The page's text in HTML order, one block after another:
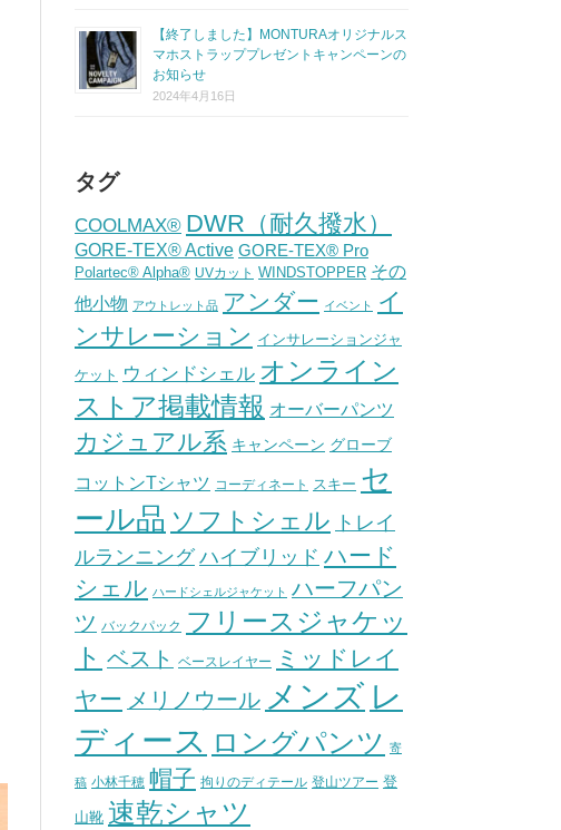
【終了しました】MONTURAオリジナルス
マホストラッププレゼントキャンペーンの
お知らせ
2024年4月16日
タグ
COOLMAX® DWR（耐久撥水）
GORE-TEX® Active GORE-TEX® Pro
Polartec® Alpha® UVカット WINDSTOPPER その
他小物 アウトレット品 アンダー イベント
イ
ンサレーション インサレーションジャ
ケット ウィンドシェル オンライン
ストア掲載情報 オーバーパンツ
カジュアル系 キャンペーン グローブ
コットンTシャツ コーディネート スキー セ
ール品 ソフトシェル トレイ
ルランニング ハイブリッド ハード
シェル ハードシェルジャケット ハーフパン
ツ バックパック
フリースジャケッ
ト ベスト ベースレイヤー
ミッドレイ
ヤー メリノウール メンズ レ
ディース ロングパンツ 寄
稿 小林千穂 帽子 拘りのディテール 登山ツアー 登
山靴 速乾シャツ